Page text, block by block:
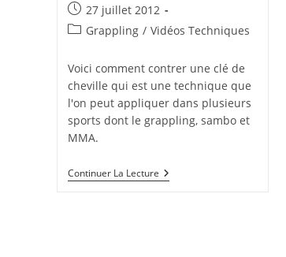
Publication
publiée :
27 juillet 2012
PostGrappling / Vidéos Techniques
Voici comment contrer une clé de
cheville qui est une technique que
l'on peut appliquer dans plusieurs
sports dont le grappling, sambo et
MMA.
Continuer La LectureDéfense
Contre